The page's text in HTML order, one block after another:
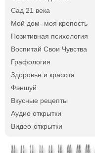
Сад 21 века
Мой дом- моя крепость
Позитивная психология
Воспитай Свои Чувства
Графология
Здоровье и красота
Фэншуй
Вкусные рецепты
Аудио открытки
Видео-открытки